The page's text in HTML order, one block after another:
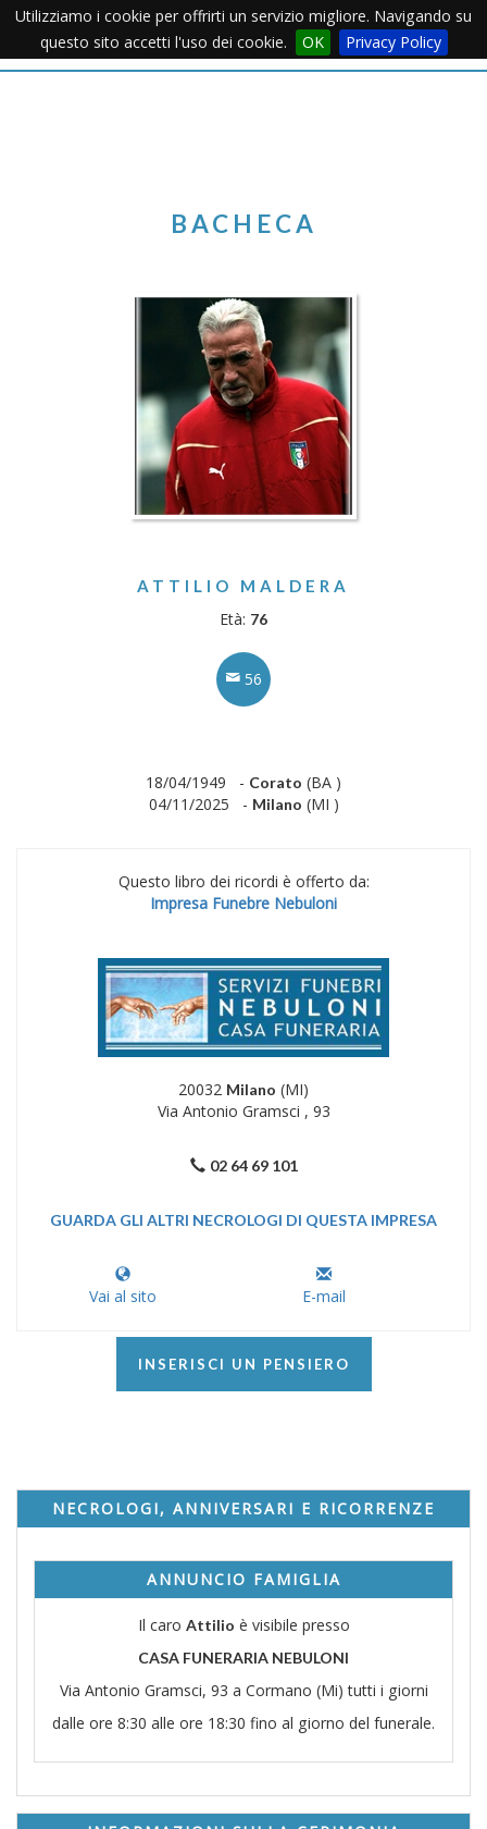
Utilizziamo i cookie per offrirti un servizio migliore. Navigando su
questo sito accetti l'uso dei cookie.
OK Privacy PolicyMenu
BACHECA
ATTILIO MALDERA
Età: 76
56
18/04/1949 - Corato (BA )
04/11/2025 - Milano (MI )
Questo libro dei ricordi è offerto da:
Impresa Funebre Nebuloni
20032 Milano (MI)
Via Antonio Gramsci , 93
02 64 69 101
GUARDA GLI ALTRI NECROLOGI DI QUESTA IMPRESA
Vai al sito E-mail
INSERISCI UN PENSIERO
NECROLOGI, ANNIVERSARI E RICORRENZE
ANNUNCIO FAMIGLIA
Il caro Attilio è visibile presso
CASA FUNERARIA NEBULONI
Via Antonio Gramsci, 93 a Cormano (Mi) tutti i giorni
dalle ore 8:30 alle ore 18:30 fino al giorno del funerale.